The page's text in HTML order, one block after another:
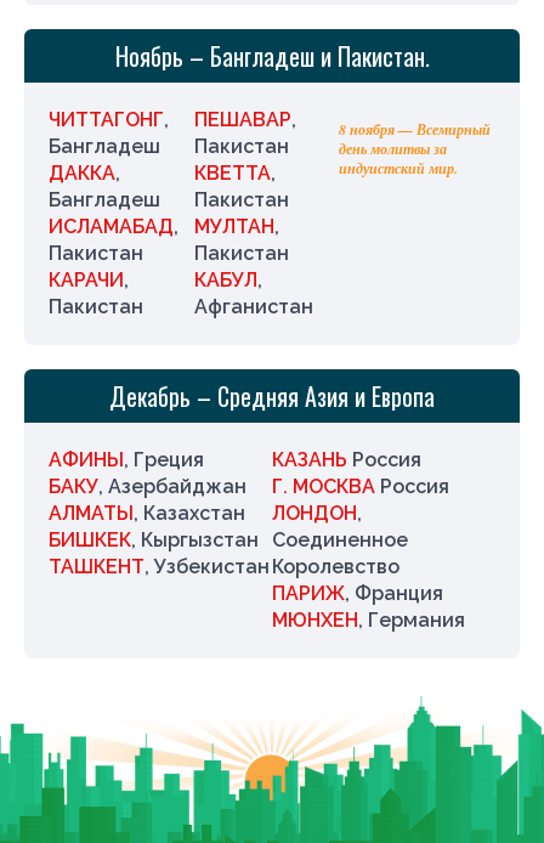
Ноябрь – Бангладеш и Пакистан.
ЧИТТАГОНГ,
Бангладеш
ДАККА,
Бангладеш
ИСЛАМАБАД,
Пакистан
КАРАЧИ,
Пакистан
ПЕШАВАР,
Пакистан
КВЕТТА,
Пакистан
МУЛТАН,
Пакистан
КАБУЛ,
Афганистан
8 ноября — Всемирный
день молитвы за
индуистский мир.
Декабрь – Средняя Азия и Европа
АФИНЫ, Греция
БАКУ, Азербайджан
АЛМАТЫ, Казахстан
БИШКЕК, Кыргызстан
ТАШКЕНТ, Узбекистан
КАЗАНЬ Россия
Г. МОСКВА Россия
ЛОНДОН,
Соединенное
Королевство
ПАРИЖ, Франция
МЮНХЕН, Германия